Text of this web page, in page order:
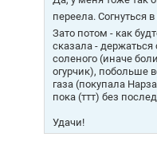
переела. Согнуться
Зато потом - как
сказала - держаться
соленого (иначе
огурчик), побольше
газа (покупала
пока (ттт) без
Удачи!